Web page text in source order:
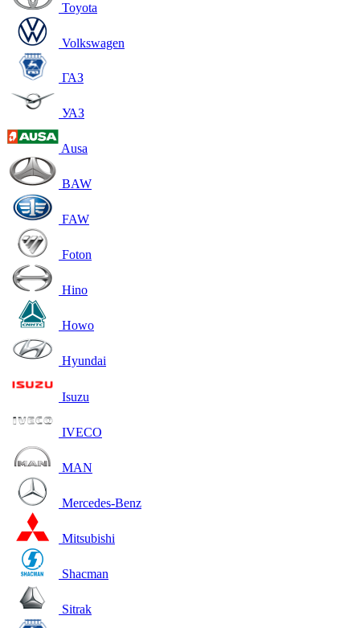
Toyota
Volkswagen
ГАЗ
УАЗ
Ausa
BAW
FAW
Foton
Hino
Howo
Hyundai
Isuzu
IVECO
MAN
Mercedes-Benz
Mitsubishi
Shacman
Sitrak